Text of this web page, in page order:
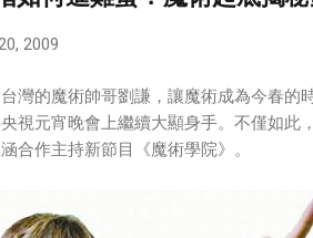
2009
灣的魔術帥哥劉謙，讓魔術成為今春的
視元宵晚會上繼續大顯身手。不僅如此
合作主持新節目《魔術學院》。